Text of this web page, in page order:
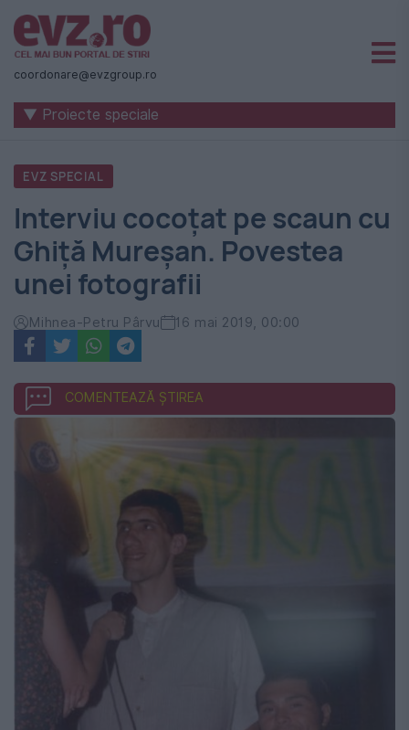
Știri
naționale
internaționale
România
Evenimentul
Zilei
coordonare@evzgroup.ro
▼ Proiecte speciale
EVZ SPECIAL
Interviu cocoțat pe scaun cu
Ghiță Mureșan. Povestea
unei fotografii
Mihnea-Petru Pârvu 16 mai 2019, 00:00
COMENTEAZĂ ȘTIREA